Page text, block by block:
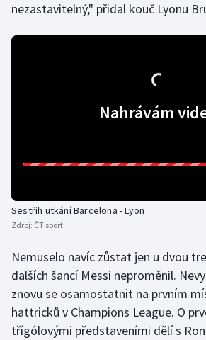
Krasobruslení
Moderní pětiboj
Parasport
Plážový volejbal
Ragby
nezastavitelný," přidal kouč Lyonu
Nahrávám
Sestřih utkání Barcelona - Lyon
Zdroj: ČT sport
Nemuselo navíc zůstat jen u dvou
dalších šancí Messi neproměnil.
znovu se osamostatnit na prvním
hattricků v Champions League. O
třígólovými představeními dělí s